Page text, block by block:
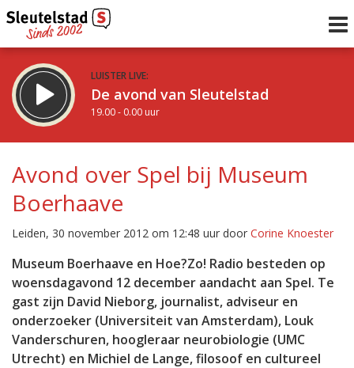
LUISTER LIVE:
De avond van Sleutelstad
19.00 - 0.00 uur
De nacht van Sleutelstad
0.00 - 6.00 uur
Vorig uur
Inklappen
Avond over Spel bij Museum
Boerhaave
Leiden, 30 november 2012 om 12:48 uur door Corine Knoester
Museum Boerhaave en Hoe?Zo! Radio besteden op
woensdagavond 12 december aandacht aan Spel. Te
gast zijn David Nieborg, journalist, adviseur en
onderzoeker (Universiteit van Amsterdam), Louk
Vanderschuren, hoogleraar neurobiologie (UMC
Utrecht) en Michiel de Lange, filosoof en cultureel